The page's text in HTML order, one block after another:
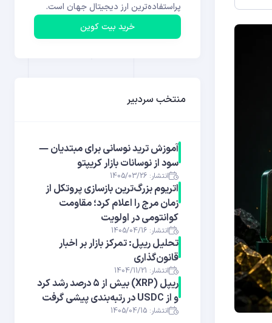
پراستفاده‌ترین ارز دیجیتال جهان است.
خرید بیت کوین
منتخب سردبیر
آموزش ترید نوسانی برای مبتدیان —
سود از نوسانات بازار کریپتو
انتشار: 1405/03/26
اتریوم بزرگ‌ترین بازسازی پروتکل از
زمان مرج را اعلام کرد؛ مقاومت
کوانتومی در اولویت
انتشار: 1405/04/16
تحلیل ریپل: تمرکز بازار بر اخبار
قانون‌گذاری
انتشار: 1404/11/21
ریپل (XRP) بیش از ۵ درصد رشد کرد
و از USDC در رتبه‌بندی پیشی گرفت
انتشار: 1405/04/15